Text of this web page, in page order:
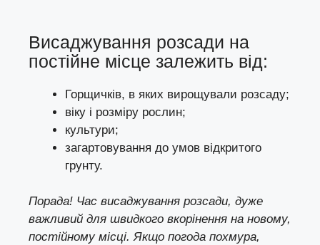
Висаджування розсади на
постійне місце залежить від:
Горщичків, в яких вирощували розсаду;
віку і розміру рослин;
культури;
загартовування до умов відкритого
грунту.
Порада! Час висаджування розсади, дуже
важливий для швидкого вкорінення на новому,
постійному місці. Якщо погода похмура,